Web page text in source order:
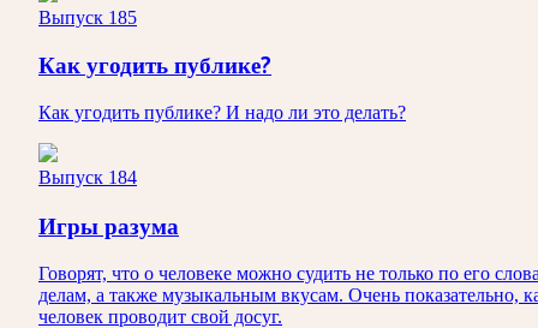
Выпуск 185
Как угодить публике?
Как угодить публике? И надо ли это делать?
Выпуск 184
Игры разума
Говорят, что о человеке можно судить не только по его
делам, а также музыкальным вкусам. Очень показательно,
человек проводит свой досуг.